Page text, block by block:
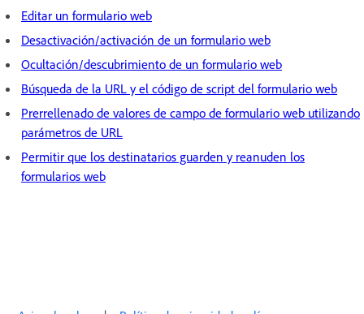
Editar un formulario web
Desactivación/activación de un formulario web
Ocultación/descubrimiento de un formulario web
Búsqueda de la URL y el código de script del formulario web
Prerrellenado de valores de campo de formulario web utilizando
parámetros de URL
Permitir que los destinatarios guarden y reanuden los
formularios web